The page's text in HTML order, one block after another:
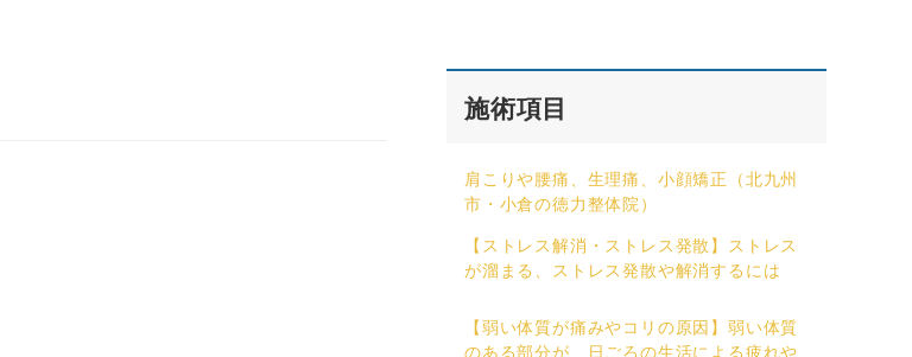
施術項目
肩こりや腰痛、生理痛、小顔矯正（北九州
市・小倉の徳力整体院）
【ストレス解消・ストレス発散】ストレス
が溜まる、ストレス発散や解消するには
【弱い体質が痛みやコリの原因】弱い体質
のある部分が、日ごろの生活による疲れや